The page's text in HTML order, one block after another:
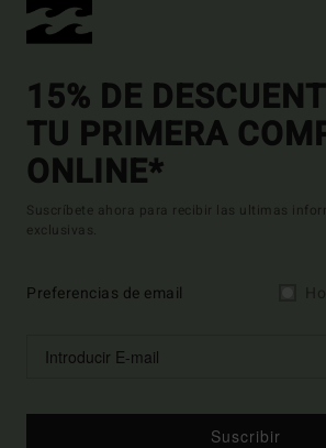
15% DE
TU PRIMERA
ONLINE*
Suscríbete ahora para recibir las ultimas
exclusivas.
Preferencias de email
Suscribir